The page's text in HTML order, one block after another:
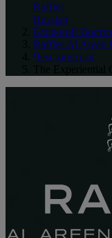
Raffles
Russian
Ближний
Raffles Al Areen
Чем заняться